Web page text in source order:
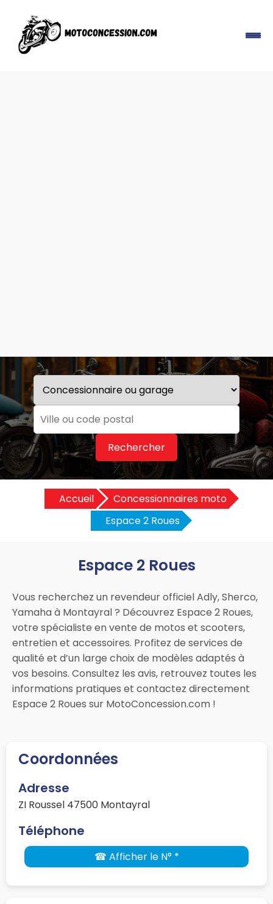
Rechercher
Accueil
Concessionnaires moto
Espace 2 Roues
Espace 2 Roues
Vous recherchez un revendeur officiel Adly, Sherco,
Yamaha à Montayral ? Découvrez Espace 2 Roues,
votre spécialiste en vente de motos et scooters,
entretien et accessoires. Profitez de services de
qualité et d’un large choix de modèles adaptés à
vos besoins. Consultez les avis, retrouvez toutes les
informations pratiques et contactez directement
Espace 2 Roues sur MotoConcession.com !
Coordonnées
Adresse
ZI Roussel 47500 Montayral
Téléphone
☎ Afficher le N° *